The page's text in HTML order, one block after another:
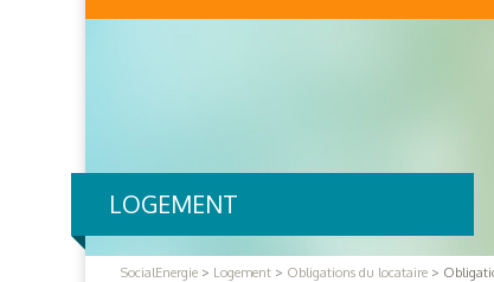
SocialEnergie > Logement > Obligations du locataire >
LOGEMENT